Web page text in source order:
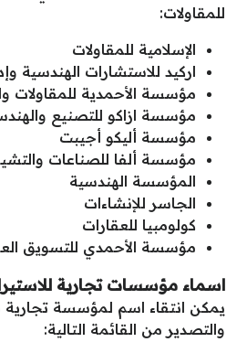
للمقاولات:
الإسلامية للمقاولات
اركيد للاستشارات الهندسية
مؤسسة الأحمدية للمقاولات
مؤسسة ازاكو للتصنيع
مؤسسة أليكو أجيبت
مؤسسة ألفا للصناعات
المؤسسة الهندسية
الجاسر للإنشاءات
كولومبيا للعقارات
مؤسسة الأحمدي للتسويق
اسماء مؤسسات تجارية
يمكن انتقاء اسم لمؤسسة تجارية
والتصدير من القائمة التالية: